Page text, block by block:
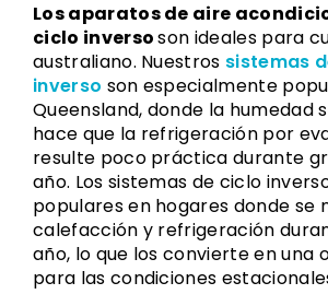
Los aparatos de aire
ciclo inversoson ideales para
australiano. Nuestros sistemas
inverso son especialmente
Queensland, donde la humedad
hace que la refrigeración por
resulte poco práctica durante
año. Los sistemas de ciclo
populares en hogares donde se
calefacción y refrigeración
año, lo que los convierte en una
para las condiciones